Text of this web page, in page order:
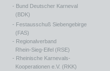
- Bund Deutscher Karneval
(BDK)
- Festausschuß Siebengebirge
(FAS)
- Regionalverband
Rhein-Sieg-Eifel (RSE)
- Rheinische Karnevals-
Kooperationen e.V. (RKK)